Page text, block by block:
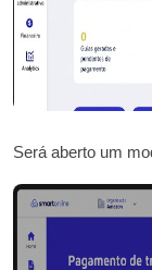
Será aberto um